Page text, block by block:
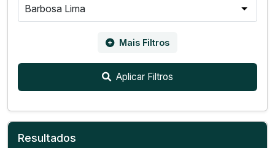
Mais Filtros
Aplicar Filtros
Resultados